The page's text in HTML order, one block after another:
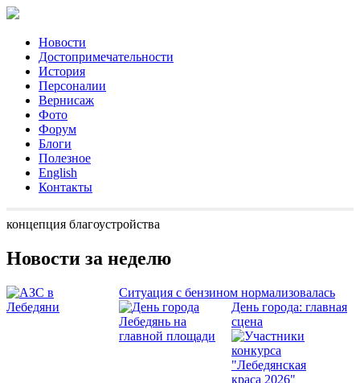
Новости
Достопримечательности
История
Персоналии
Вернисаж
Фото
Форум
Блоги
Полезное
English
Контакты
концепция благоустройства
Новости за неделю
Ситуация с бензином нормализовалась
День города: главная
сцена